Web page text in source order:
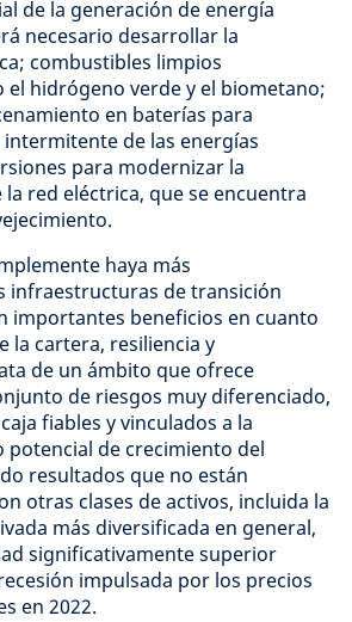
de la generación de energía
necesario desarrollar la
combustibles limpios
el hidrógeno verde y el biometano;
en baterías para
de las energías
para modernizar la
red eléctrica, que se encuentra
haya más
infraestructuras de transición
importantes beneficios en cuanto
la cartera, resiliencia y
de un ámbito que ofrece
de riesgos muy diferenciado,
fiables y vinculados a la
potencial de crecimiento del
resultados que no están
otras clases de activos, incluida la
más diversificada en general,
significativamente superior
impulsada por los precios
en 2022.